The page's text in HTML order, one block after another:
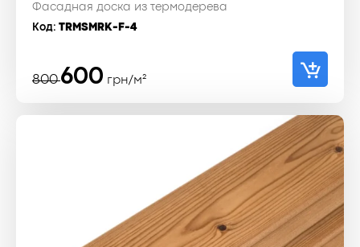
Фасадная доска из термодерева
Код: TRMSMRK-F-4
800
Первоначальная
составляла
600
Текущая
600 ₴.
грн/м²